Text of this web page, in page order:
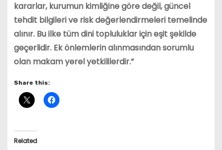
kararlar, kurumun kimliğine göre değil, güncel
tehdit bilgileri ve risk değerlendirmeleri temelinde
alınır. Bu ilke tüm dini topluluklar için eşit şekilde
geçerlidir. Ek önlemlerin alınmasından sorumlu
olan makam yerel yetkililerdir.”
Share this:
Related